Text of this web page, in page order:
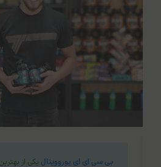
بی سی ای ای یوروویتال یکی از